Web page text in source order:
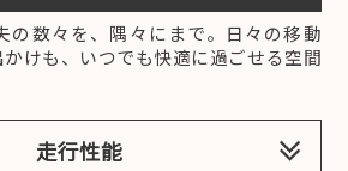
の数々を、隅々にまで。日々の移動
けも、いつでも快適に過ごせる空間
走行性能